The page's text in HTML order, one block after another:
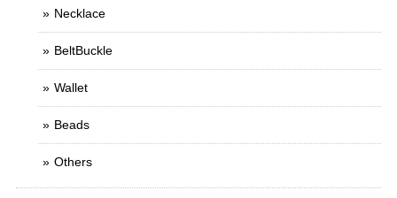
Necklace
BeltBuckle
Wallet
Beads
Others